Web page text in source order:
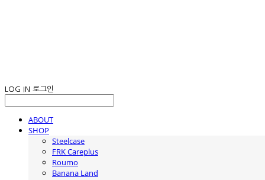
LOG IN 로그인
ABOUT
SHOP
Steelcase
FRK Careplus
Roumo
Banana Land